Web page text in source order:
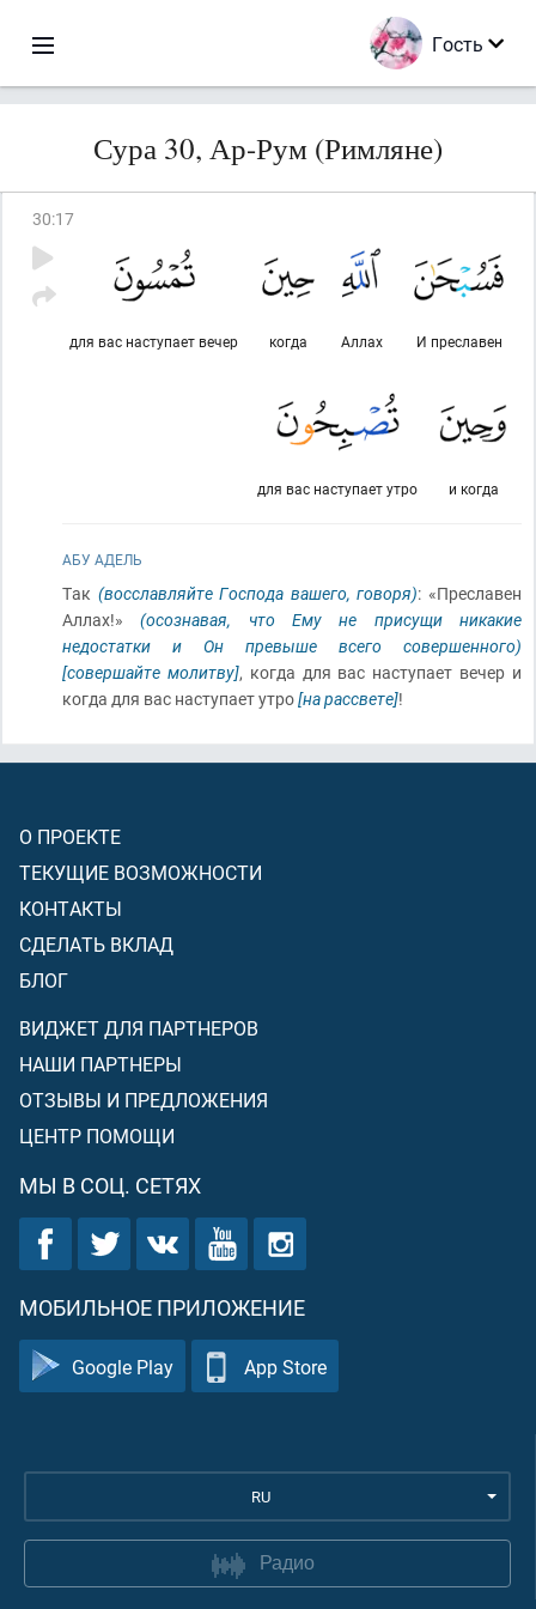
Гость
Сура 30, Ар-Рум (Римляне)
30:17
И преславен
Аллах
когда
для вас наступает вечер
и когда
для вас наступает утро
АБУ АДЕЛЬ
Так (восславляйте Господа вашего, говоря): «Преславен
Аллах!»(осознавая, что Ему не присущи никакие
недостатки и Он превыше всего совершенного)
[совершайте молитву], когда для вас наступает вечер и
когда для вас наступает утро[на рассвете]!
О ПРОЕКТЕ
ТЕКУЩИЕ ВОЗМОЖНОСТИ
КОНТАКТЫ
СДЕЛАТЬ ВКЛАД
БЛОГ
ВИДЖЕТ ДЛЯ ПАРТНЕРОВ
НАШИ ПАРТНЕРЫ
ОТЗЫВЫ И ПРЕДЛОЖЕНИЯ
ЦЕНТР ПОМОЩИ
МЫ В СОЦ. СЕТЯХ
МОБИЛЬНОЕ ПРИЛОЖЕНИЕ
Google Play App Store
RU
Радио